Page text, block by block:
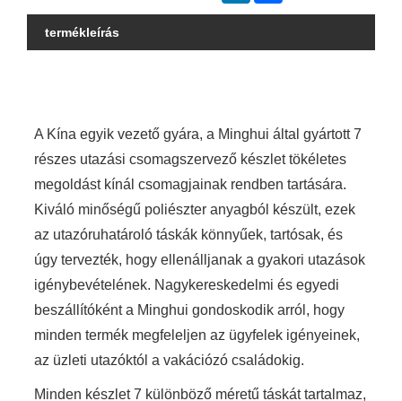
termékleírás
A Kína egyik vezető gyára, a Minghui által gyártott 7
részes utazási csomagszervező készlet tökéletes
megoldást kínál csomagjainak rendben tartására.
Kiváló minőségű poliészter anyagból készült, ezek
az utazóruhatároló táskák könnyűek, tartósak, és
úgy tervezték, hogy ellenálljanak a gyakori utazások
igénybevételének. Nagykereskedelmi és egyedi
beszállítóként a Minghui gondoskodik arról, hogy
minden termék megfeleljen az ügyfelek igényeinek,
az üzleti utazóktól a vakációzó családokig.
Minden készlet 7 különböző méretű táskát tartalmaz,